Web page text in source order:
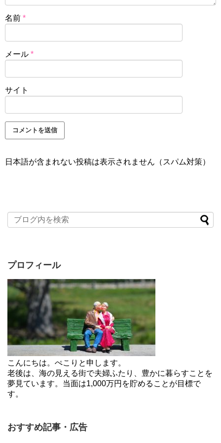
名前 *
メール *
サイト
日本語が含まれない投稿は表示されません（スパム対策）
プロフィール
こんにちは。ぺこりと申します。
老後は、海の見える街で夫婦ふたり、豊かに暮らすことを
夢見ています。当面は1,000万円を貯めることが目標で
す。
おすすめ記事・広告